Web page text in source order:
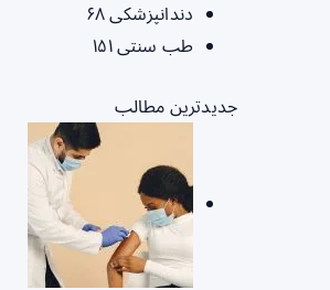
دندانپزشکی۶۸
طب سنتی۱۵۱
جدیدترین مطالب